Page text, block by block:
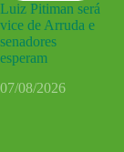
Luiz Pitiman será
vice de Arruda e
senadores
esperam
07/08/2026